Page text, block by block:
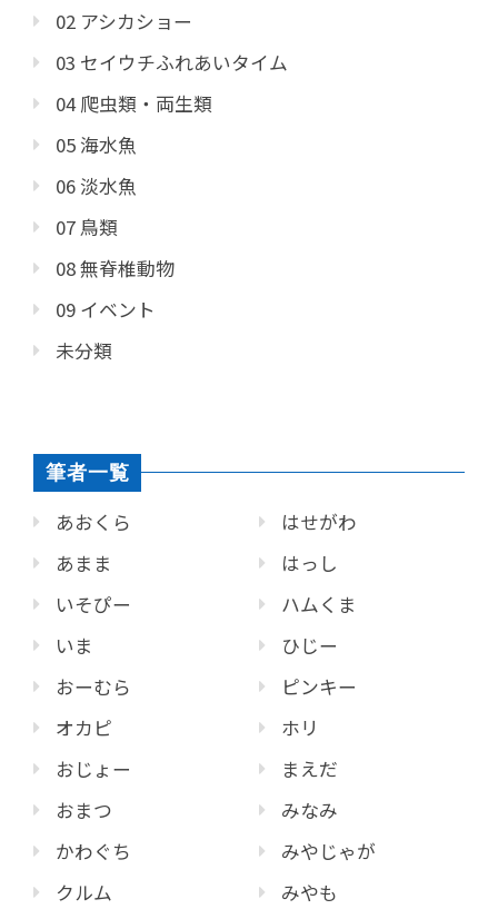
02 アシカショー
03 セイウチふれあいタイム
04 爬虫類・両生類
05 海水魚
06 淡水魚
07 鳥類
08 無脊椎動物
09 イベント
未分類
筆者一覧
あおくら
あまま
いそぴー
いま
おーむら
オカピ
おじょー
おまつ
かわぐち
クルム
はせがわ
はっし
ハムくま
ひじー
ピンキー
ホリ
まえだ
みなみ
みやじゃが
みやも